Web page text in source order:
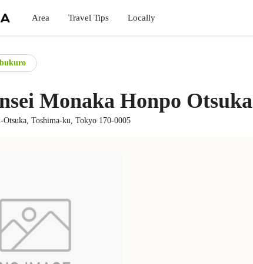
Area Travel Tips Locally
Monaka Honpo Otsuka
Otsuka, Toshima-ku, Tokyo 170-0005